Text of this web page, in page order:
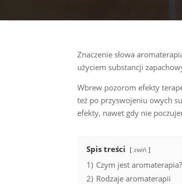
Znaczenie słowa
użyciem substancji
Wbrew pozorom efekty
też po przyswojeniu owych
efekty, nawet gdy nie
Spis treści zwiń
1) Czym jest aromaterapia?
2) Rodzaje aromaterapii